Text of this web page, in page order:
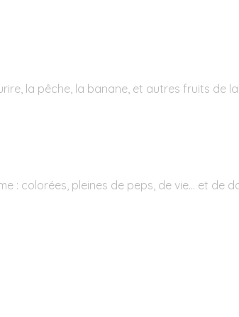
la pêche, la banane, et autres fruits de
: colorées, pleines de peps, de vie... et de